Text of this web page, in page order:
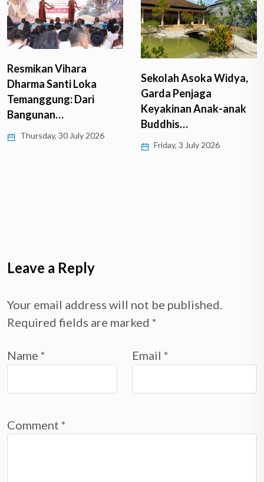
Resmikan Vihara
Dharma Santi Loka
Temanggung: Dari
Bangunan…
Thursday, 30 July 2026
Sekolah Asoka Widya,
Garda Penjaga
Keyakinan Anak-anak
Buddhis…
Friday, 3 July 2026
Leave a Reply
Your email address will not be published.
Required fields are marked *
Name * Email *
Comment *